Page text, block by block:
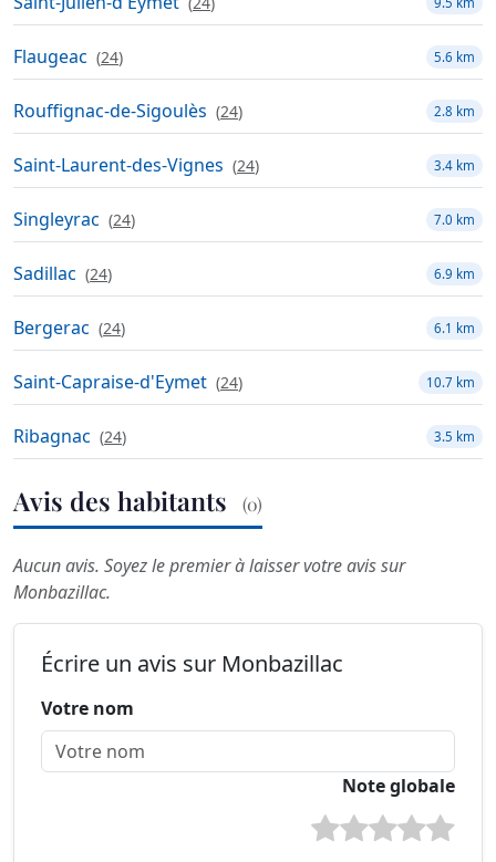
Flaugeac (24) 5.6 km
Rouffignac-de-Sigoulès (24) 2.8 km
Saint-Laurent-des-Vignes (24) 3.4 km
Singleyrac (24) 7.0 km
Sadillac (24) 6.9 km
Bergerac (24) 6.1 km
Saint-Capraise-d'Eymet (24) 10.7 km
Ribagnac (24) 3.5 km
Avis des habitants (0)
Aucun avis. Soyez le premier à laisser votre avis sur
Monbazillac.
Écrire un avis sur Monbazillac
Votre nom
Note globale